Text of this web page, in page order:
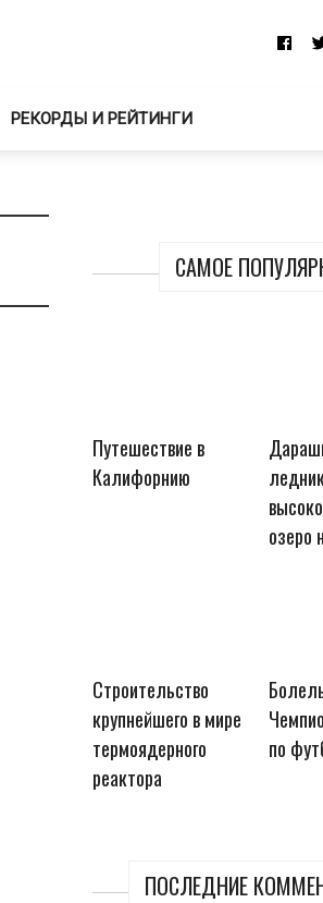
РЕКОРДЫ И РЕЙТИНГИ
САМОЕ
Путешествие в
Калифорнию
озеро
Строительство
крупнейшего в мире
термоядерного
реактора
по
ПОСЛЕДНИЕ